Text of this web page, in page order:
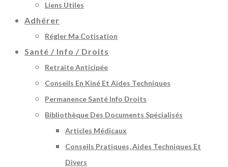
Liens Utiles
Adhérer
Régler Ma Cotisation
Santé / Info / Droits
Retraite Anticipée
Conseils En Kiné Et Aides Techniques
Permanence Santé Info Droits
Bibliothèque Des Documents Spécialisés
Articles Médicaux
Conseils Pratiques, Aides Techniques Et
Divers